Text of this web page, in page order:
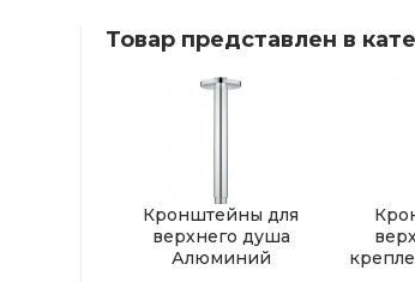
Товар представлен в
Кронштейны для
верхнего душа
Алюминий